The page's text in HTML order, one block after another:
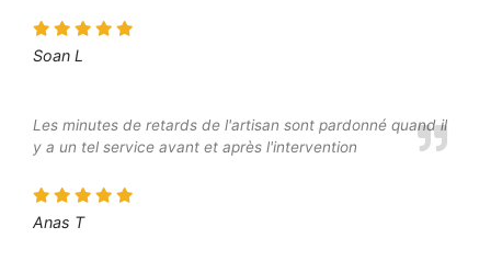
Soan L
Les minutes de retards de l'artisan sont pardonné quand il
y a un tel service avant et après l'intervention
Anas T